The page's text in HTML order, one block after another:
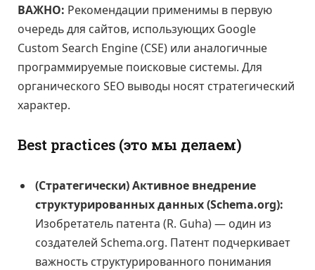
ВАЖНО: Рекомендации применимы в первую
очередь для сайтов, использующих Google
Custom Search Engine (CSE) или аналогичные
программируемые поисковые системы. Для
органического SEO выводы носят стратегический
характер.
Best practices (это мы делаем)
(Стратегически) Активное внедрение
структурированных данных (Schema.org):
Изобретатель патента (R. Guha) — один из
создателей Schema.org. Патент подчеркивает
важность структурированного понимания